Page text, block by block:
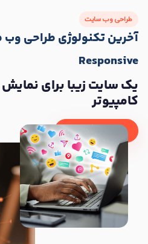
طراحی وب سایت
آخرین تکنولوژیطراحیوب
Responsive
یک سایت زیبا برای نمایش
کامپیوتر
توضیحات بیشتر